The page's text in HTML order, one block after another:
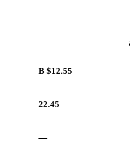
$12.55 B
22.45
—